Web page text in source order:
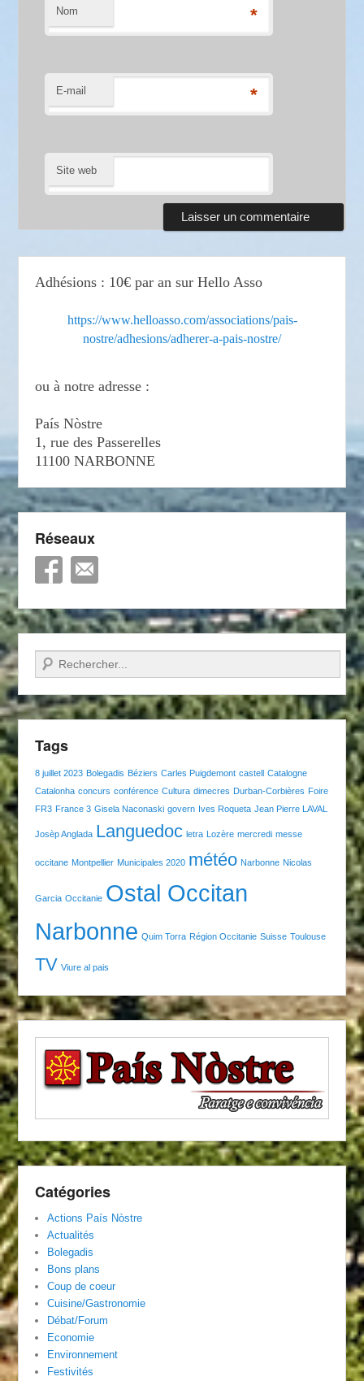
Nom *
E-mail *
Site web
Adhésions : 10€ par an sur Hello Asso
https://www.helloasso.com/associations/pais-
nostre/adhesions/adherer-a-pais-nostre/
ou à notre adresse :
País Nòstre
1, rue des Passerelles
11100 NARBONNE
Réseaux
Recherche
Tags
8 juillet 2023 Bolegadis Béziers Carles Puigdemont castell Catalogne
Catalonha concurs conférence Cultura dimecres Durban-Corbières Foire
FR3 France 3 Gisela Naconaski govern Ives Roqueta Jean Pierre LAVAL
Josèp Anglada Languedoc letra Lozère mercredi messe
occitane Montpellier Municipales 2020 météo Narbonne Nicolas
Garcia Occitanie Ostal Occitan
Narbonne Quim Torra Région Occitanie Suisse Toulouse
TV Viure al pais
Catégories
Actions País Nòstre
Actualités
Bolegadis
Bons plans
Coup de coeur
Cuisine/Gastronomie
Débat/Forum
Economie
Environnement
Festivités